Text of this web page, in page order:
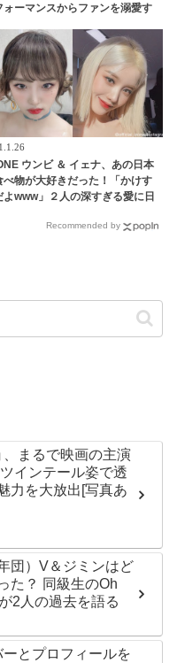
ォーマンスからファンを溺愛す
子をたっぷりレポート！「THE
俺のだから…」 ファンへの愛情
ふれて止まらないメンバーたち
絶！ 感動のサプライズも
ウンビ ＆ イェナ、あの日本
べ物が大好きだった！「かけす
よwww」２人の深すぎる愛に日
Recommended by
まるで映画の主演
インテール姿で透
力を大放出[写真あ
団）V＆ジミンはど
た？ 同級生のOh
2人の過去を語る
ーとプロフィールを